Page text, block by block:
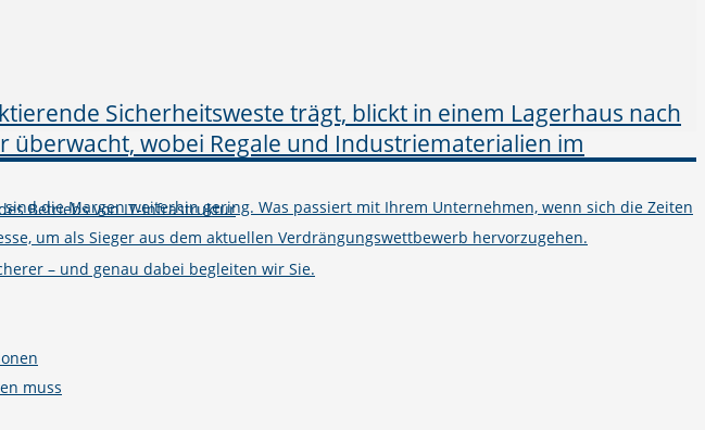
die Margen weiterhin gering. Was passiert mit Ihrem Unternehmen, wenn sich die Zeiten
um als Sieger aus dem aktuellen Verdrängungswettbewerb hervorzugehen.
Betriebs von IT-Infrastruktur
– und genau dabei begleiten wir Sie.
muss